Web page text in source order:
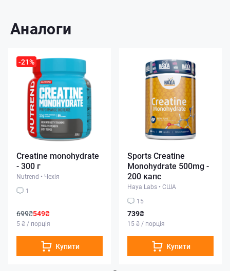
Аналоги
-21%
Creatine monohydrate
- 300 г
Nutrend • Чехія
1
699₴549₴
5 ₴ / порція
Купити
Sports Creatine
Monohydrate 500mg -
200 капс
Haya Labs • США
15
739₴
15 ₴ / порція
Купити